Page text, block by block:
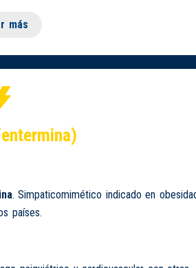
más
. Simpaticomimético indicado en
países.